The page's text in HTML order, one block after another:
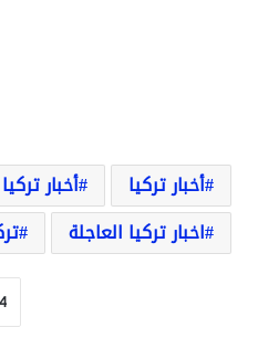
أخبار تركيا أخبار
اخبار تركيا العاجلة